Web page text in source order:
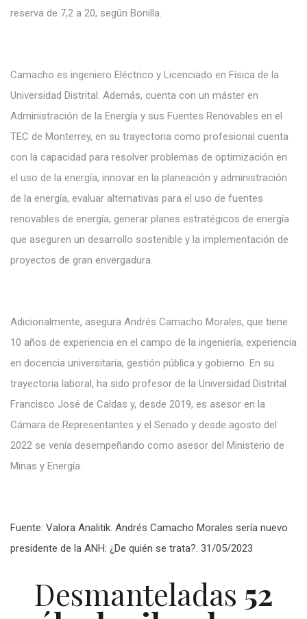
reserva de 7,2 a 20, según Bonilla.
Camacho es ingeniero Eléctrico y Licenciado en Física de la
Universidad Distrital. Además, cuenta con un máster en
Administración de la Energía y sus Fuentes Renovables en el
TEC de Monterrey, en su trayectoria como profesional cuenta
con la capacidad para resolver problemas de optimización en
el uso de la energía, innovar en la planeación y administración
de la energía, evaluar alternativas para el uso de fuentes
renovables de energía, generar planes estratégicos de energía
que aseguren un desarrollo sostenible y la implementación de
proyectos de gran envergadura.
Adicionalmente, asegura Andrés Camacho Morales, que tiene
10 años de experiencia en el campo de la ingeniería, experiencia
en docencia universitaria, gestión pública y gobierno. En su
trayectoria laboral, ha sido profesor de la Universidad Distrital
Francisco José de Caldas y, desde 2019, es asesor en la
Cámara de Representantes y el Senado y desde agosto del
2022 se venía desempeñando como asesor del Ministerio de
Minas y Energía.
Fuente: Valora Analitik. Andrés Camacho Morales sería nuevo
presidente de la ANH: ¿De quién se trata?. 31/05/2023
Desmanteladas 52